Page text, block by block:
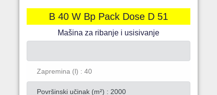
B 40 W Bp Pack Dose D 51
Mašina za ribanje i usisivanje
Zapremina (l) : 40
Površinski učinak (m²) : 2000